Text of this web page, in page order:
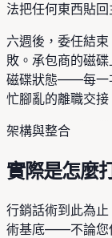
法把任何東西貼
六週後，委任結
敗。承包商的磁
磁碟狀態——每一
忙腳亂的離職交
架構與整合
實際是怎麼
行銷話術到此為
術基底——不論您